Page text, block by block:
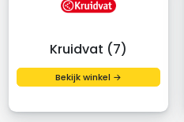
Kruidvat (7)
Bekijk winkel →